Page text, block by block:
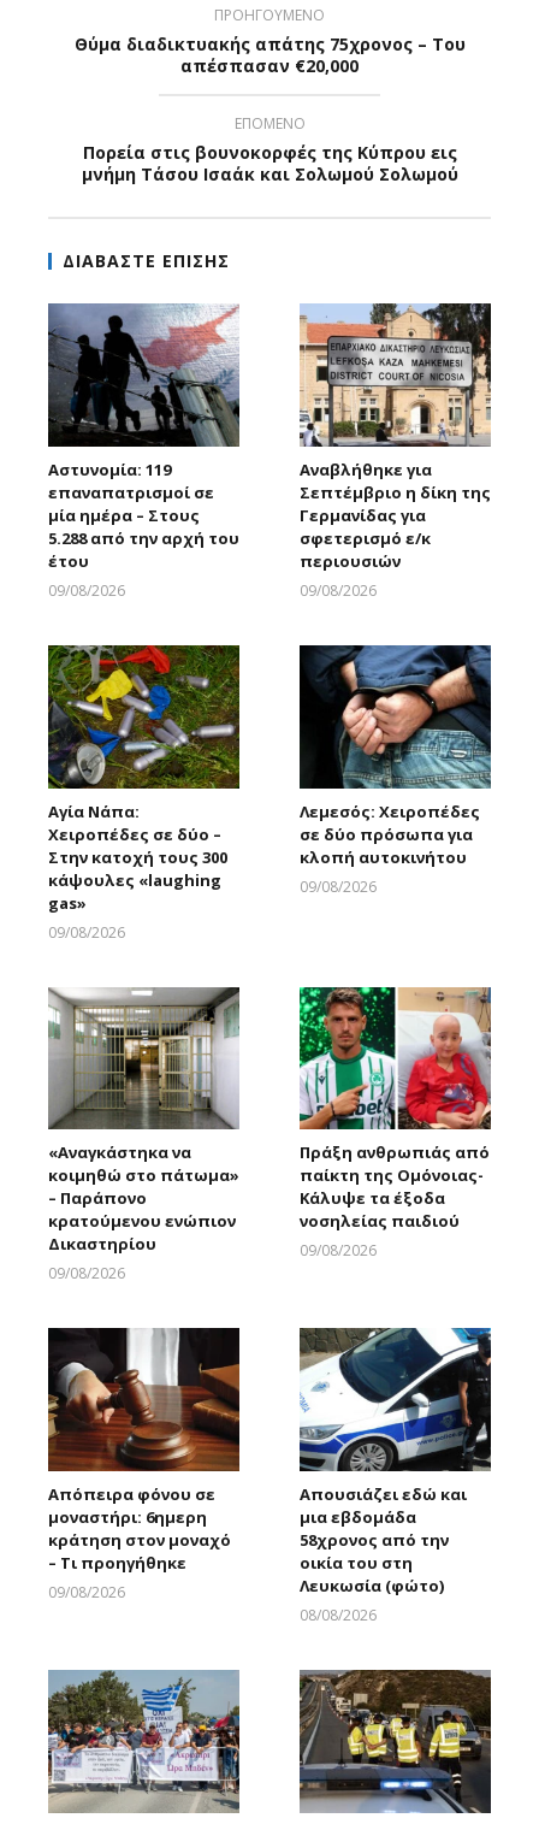
ΠΡΟΗΓΟΥΜΕΝΟ
Θύμα διαδικτυακής απάτης 75χρονος – Του
απέσπασαν €20,000
ΕΠΟΜΕΝΟ
Πορεία στις βουνοκορφές της Κύπρου εις
μνήμη Τάσου Ισαάκ και Σολωμού Σολωμού
ΔΙΑΒΑΣΤΕ ΕΠΙΣΗΣ
Αστυνομία: 119
επαναπατρισμοί σε
μία ημέρα – Στους
5.288 από την αρχή του
έτου
09/08/2026
Αναβλήθηκε για
Σεπτέμβριο η δίκη της
Γερμανίδας για
σφετερισμό ε/κ
περιουσιών
09/08/2026
Αγία Νάπα:
Χειροπέδες σε δύο –
Στην κατοχή τους 300
κάψουλες «laughing
gas»
09/08/2026
Λεμεσός: Χειροπέδες
σε δύο πρόσωπα για
κλοπή αυτοκινήτου
09/08/2026
«Αναγκάστηκα να
κοιμηθώ στο πάτωμα»
– Παράπονο
κρατούμενου ενώπιον
Δικαστηρίου
09/08/2026
Πράξη ανθρωπιάς από
παίκτη της Ομόνοιας-
Κάλυψε τα έξοδα
νοσηλείας παιδιού
09/08/2026
Απόπειρα φόνου σε
μοναστήρι: 6ημερη
κράτηση στον μοναχό
– Τι προηγήθηκε
09/08/2026
Απουσιάζει εδώ και
μια εβδομάδα
58χρονος από την
οικία του στη
Λευκωσία (φώτο)
08/08/2026